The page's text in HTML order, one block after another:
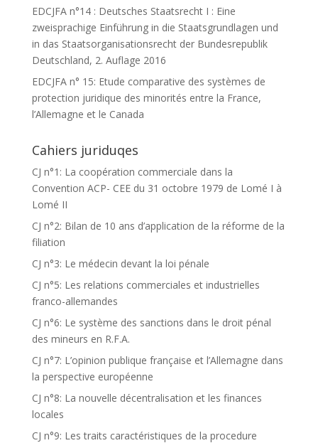
EDCJFA n°14 : Deutsches Staatsrecht I : Eine
zweisprachige Einführung in die Staatsgrundlagen und
in das Staatsorganisationsrecht der Bundesrepublik
Deutschland, 2. Auflage 2016
EDCJFA n° 15: Etude comparative des systèmes de
protection juridique des minorités entre la France,
l’Allemagne et le Canada
Cahiers juriduqes
CJ n°1: La coopération commerciale dans la
Convention ACP- CEE du 31 octobre 1979 de Lomé I à
Lomé II
CJ n°2: Bilan de 10 ans d’application de la réforme de la
filiation
CJ n°3: Le médecin devant la loi pénale
CJ n°5: Les relations commerciales et industrielles
franco-allemandes
CJ n°6: Le système des sanctions dans le droit pénal
des mineurs en R.F.A.
CJ n°7: L’opinion publique française et l’Allemagne dans
la perspective européenne
CJ n°8: La nouvelle décentralisation et les finances
locales
CJ n°9: Les traits caractéristiques de la procedure